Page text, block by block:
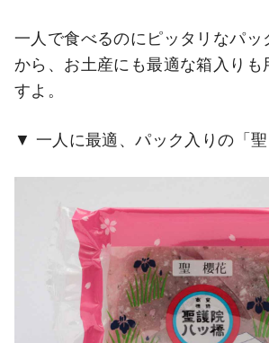
一人で食べるのにピッタリなパッ
から、お土産にも最適な箱入りも
すよ。
一人に最適、パック入りの「聖